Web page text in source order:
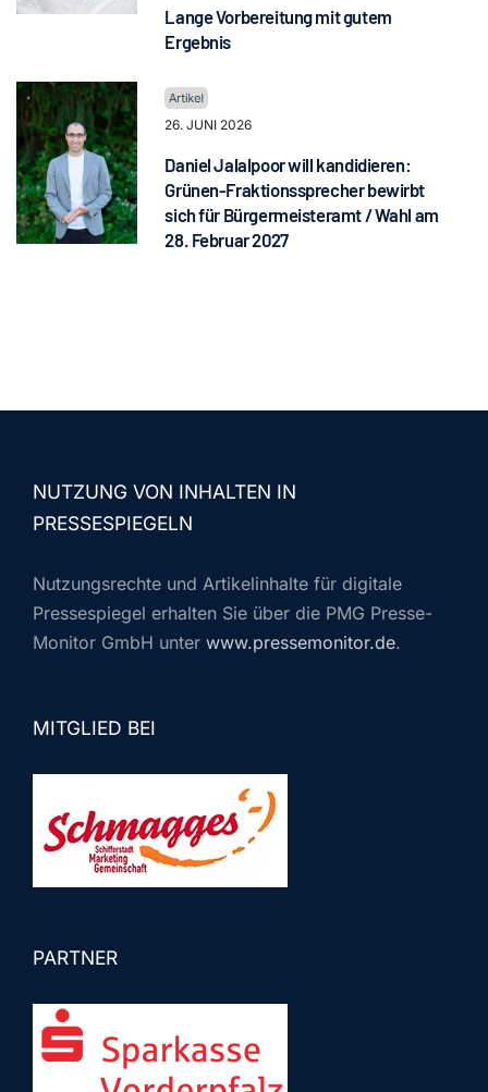
Lange Vorbereitung mit gutem
Ergebnis
26. JUNI 2026
Daniel Jalalpoor will kandidieren:
Grünen-Fraktionssprecher bewirbt
sich für Bürgermeisteramt / Wahl am
28. Februar 2027
NUTZUNG VON INHALTEN IN
PRESSESPIEGELN
Nutzungsrechte und Artikelinhalte für digitale
Pressespiegel erhalten Sie über die PMG Presse-
Monitor GmbH unter www.pressemonitor.de.
MITGLIED BEI
PARTNER